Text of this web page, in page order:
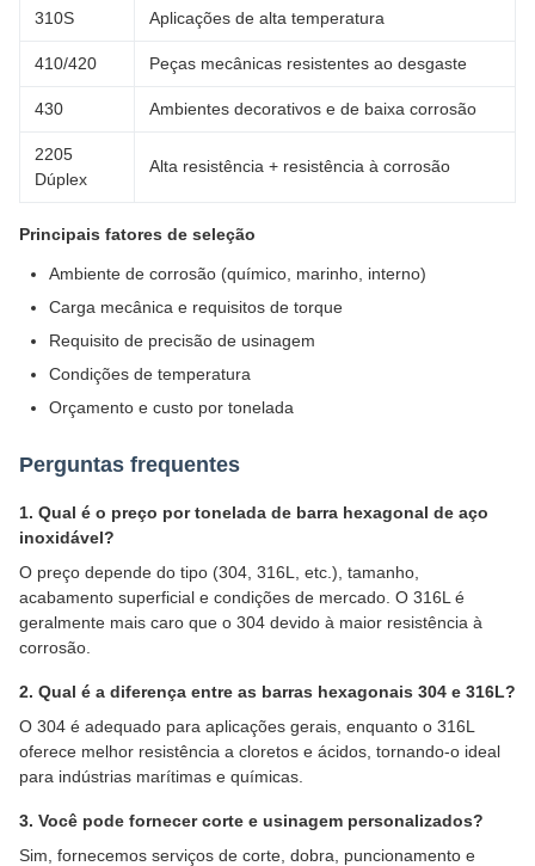
310S Aplicações de alta temperatura
410/420 Peças mecânicas resistentes ao desgaste
430 Ambientes decorativos e de baixa corrosão
2205
Dúplex
Alta resistência + resistência à corrosão
Principais fatores de seleção
Ambiente de corrosão (químico, marinho, interno)
Carga mecânica e requisitos de torque
Requisito de precisão de usinagem
Condições de temperatura
Orçamento e custo por tonelada
Perguntas frequentes
1. Qual é o preço por tonelada de barra hexagonal de aço
inoxidável?
O preço depende do tipo (304, 316L, etc.), tamanho,
acabamento superficial e condições de mercado. O 316L é
geralmente mais caro que o 304 devido à maior resistência à
corrosão.
2. Qual é a diferença entre as barras hexagonais 304 e 316L?
O 304 é adequado para aplicações gerais, enquanto o 316L
oferece melhor resistência a cloretos e ácidos, tornando-o ideal
para indústrias marítimas e químicas.
3. Você pode fornecer corte e usinagem personalizados?
Sim, fornecemos serviços de corte, dobra, puncionamento e